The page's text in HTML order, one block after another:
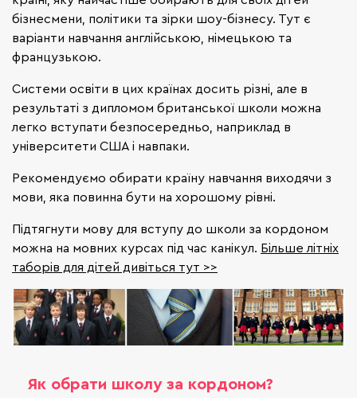
бізнесмени, політики та зірки шоу-бізнесу. Тут є
варіанти навчання англійською, німецькою та
французькою.
Системи освіти в цих країнах досить різні, але в
результаті з дипломом британської школи можна
легко вступати безпосередньо, наприклад в
університети США і навпаки.
Рекомендуємо обирати країну навчання виходячи з
мови, яка повинна бути на хорошому рівні.
Підтягнути мову для вступу до школи за кордоном
можна на мовних курсах під час канікул. Більше літніх
таборів для дітей дивіться тут >>
Як обрати школу за кордоном?